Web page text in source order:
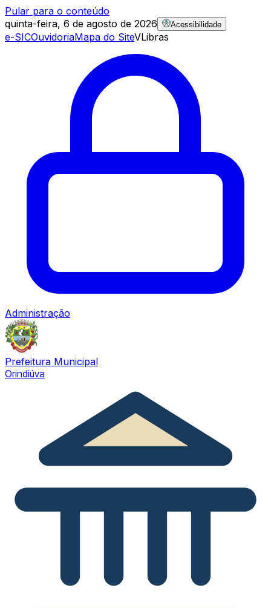
Pular para o conteúdo
quinta-feira, 6 de agosto de 2026
Acessibilidade
e-SICOuvidoriaMapa do SiteVLibras
Administração
Prefeitura Municipal
Orindiúva